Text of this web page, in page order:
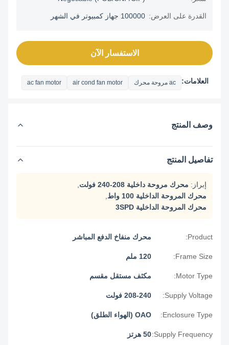
القدرة على العرض: 100000 جهاز كمبيوتر في الشهر
الاستفسار الآن
العلامات: ac مروحة محرك air cond fan motor
ac fan motor
وصف المنتج
تفاصيل المنتج
محرك مروحة داخلية 208-240 فولت
,
محرك المروحة الداخلية 100 واط
,
محرك المروحة الداخلية 3SPD
Product: محرك منفاخ الدفع المباشر
Frame Size:
Motor Type: مكثف مستقل مقسم
Supply Voltage: 208-240 فولت
Enclosure Type: OAO (الهواء الطلق)
Supply Frequency: 50 هرتز